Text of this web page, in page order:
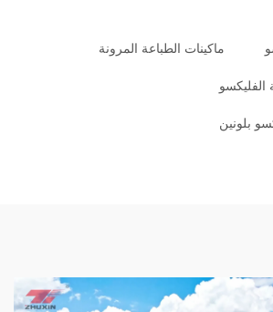
ماكينات الطباعة المرونة
الفليكسو
بلونين